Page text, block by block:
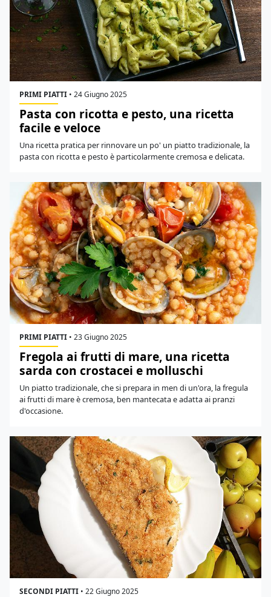
PRIMI PIATTI • 24 Giugno 2025
Pasta con ricotta e pesto, una ricetta
facile e veloce
Una ricetta pratica per rinnovare un po' un piatto tradizionale, la
pasta con ricotta e pesto è particolarmente cremosa e delicata.
PRIMI PIATTI • 23 Giugno 2025
Fregola ai frutti di mare, una ricetta
sarda con crostacei e molluschi
Un piatto tradizionale, che si prepara in men di un'ora, la fregula
ai frutti di mare è cremosa, ben mantecata e adatta ai pranzi
d'occasione.
SECONDI PIATTI • 22 Giugno 2025